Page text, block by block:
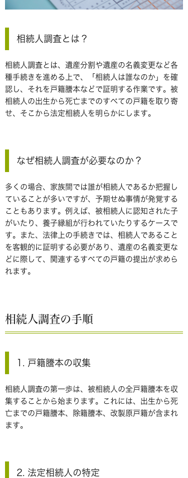
相続人調査とは？
相続人調査とは、遺産分割や遺産の名義変更など各
種手続きを進める上で、「相続人は誰なのか」を確
認し、それを戸籍謄本などで証明する作業です。被
相続人の出生から死亡までのすべての戸籍を取り寄
せ、そこから法定相続人を明らかにします。
なぜ相続人調査が必要なのか？
多くの場合、家族間では誰が相続人であるか把握し
ていることが多いですが、予期せぬ事情が発覚する
こともあります。例えば、被相続人に認知された子
がいたり、養子縁組が行われていたりするケースで
す。また、法律上の手続きでは、相続人であること
を客観的に証明する必要があり、遺産の名義変更な
どに際して、関連するすべての戸籍の提出が求めら
れます。
相続人調査の手順
1. 戸籍謄本の収集
相続人調査の第一歩は、被相続人の全戸籍謄本を収
集することから始まります。これには、出生から死
亡までの戸籍謄本、除籍謄本、改製原戸籍が含まれ
ます。
2. 法定相続人の特定